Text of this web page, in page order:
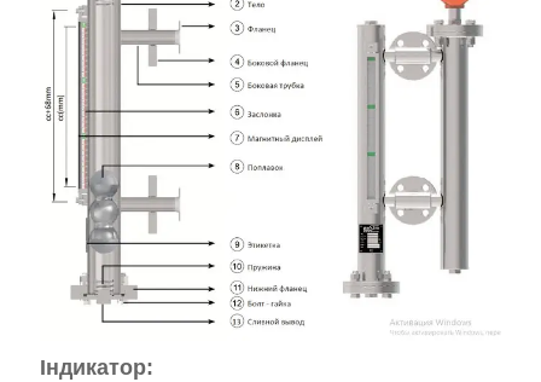
Індикатор: